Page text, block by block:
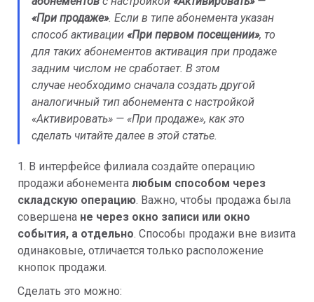
«При продаже». Если в типе абонемента указан
способ активации «При первом посещении», то
для таких абонементов активация при продаже
задним числом не сработает. В этом
случае необходимо сначала создать другой
аналогичный тип абонемента с настройкой
«Активировать» — «При продаже», как это
сделать читайте далее в этой статье.
1. В интерфейсе филиала создайте операцию
продажи абонемента любым способом через
складскую операцию. Важно, чтобы продажа была
совершена не через окно записи или окно
события, а отдельно. Способы продажи вне визита
одинаковые, отличается только расположение
кнопок продажи.
Сделать это можно: